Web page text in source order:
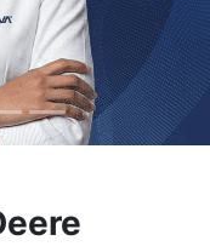
Máquinas Pesadas para
de